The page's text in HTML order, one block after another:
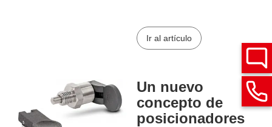
Ir al artículo
Un nuevo
concepto de
posicionadores